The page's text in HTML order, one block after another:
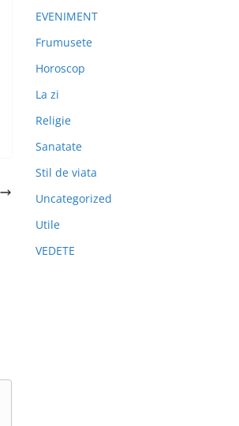
EVENIMENT
Frumusete
Horoscop
La zi
Religie
Sanatate
Stil de viata
Uncategorized
Utile
VEDETE